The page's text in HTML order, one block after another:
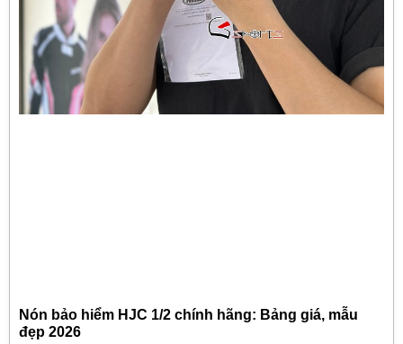
Nón bảo hiểm HJC 1/2 chính hãng: Bảng giá, mẫu
đẹp 2026